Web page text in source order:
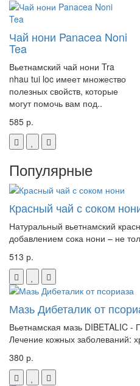
Чай нони Panacea Noni
Tea
Вьетнамский чай нони Tra
nhau tui loc имеет множество
полезных свойств, которые
могут помочь вам под..
585 р.
Популярные
Красный чай с соком
Натуральный вьетнамский
добавлением сока нони – не
513 р.
Мазь Дибеталик от
Вьетнамская мазь DIBETALIC -
Лечение кожных заболеваний:
380 р.